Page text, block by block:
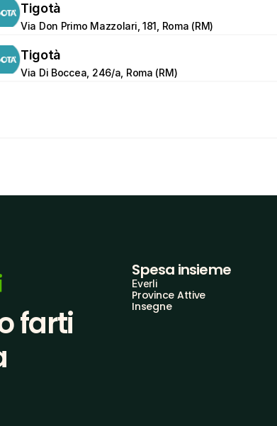
Tigotà
Via Don Primo Mazzolari, 181, Roma (RM)
Tigotà
Via Di Boccea, 246/a, Roma (RM)
farti
Spesa insieme
Everli
Province Attive
Insegne